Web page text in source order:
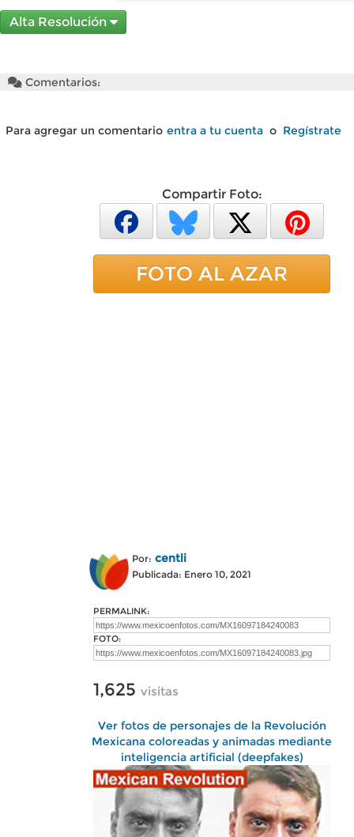
Alta Resolución
Comentarios:
Para agregar un comentario entra a tu cuenta o Regístrate
Compartir Foto:
FOTO AL AZAR
Por: centli
Publicada: Enero 10, 2021
PERMALINK:
FOTO:
1,625 visitas
Ver fotos de personajes de la Revolución
Mexicana coloreadas y animadas mediante
inteligencia artificial (deepfakes)